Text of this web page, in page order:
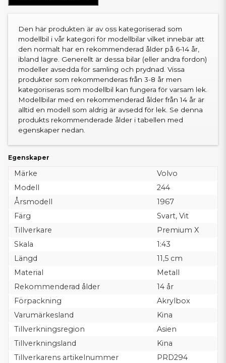
Den här produkten är av oss kategoriserad som
modellbil i vår kategori för modellbilar vilket innebär att
den normalt har en rekommenderad ålder på 6-14 år,
ibland lägre. Generellt är dessa bilar (eller andra fordon)
modeller avsedda för samling och prydnad. Vissa
produkter som rekommenderas från 3-8 år men
kategoriseras som modellbil kan fungera för varsam lek.
Modellbilar med en rekommenderad ålder från 14 år är
alltid en modell som aldrig är avsedd för lek. Se denna
produkts rekommenderade ålder i tabellen med
egenskaper nedan.
Egenskaper
Märke
Volvo
Modell
244
Årsmodell
1967
Färg
Svart, Vit
Tillverkare
Premium X
Skala
1:43
Längd
11,5 cm
Material
Metall
Rekommenderad ålder
14 år
Förpackning
Akrylbox
Varumärkesland
Kina
Tillverkningsregion
Asien
Tillverkningsland
Kina
Tillverkarens artikelnummer
PRD294